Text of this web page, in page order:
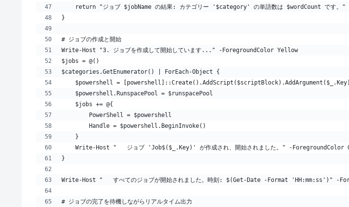
    return "ジョブ $jobName の結果: カテゴリー '$category' の単語数は $wordCount です。"
}
# ジョブの作成と開始
Write-Host "3. ジョブを作成して開始しています..." -ForegroundColor Yellow
$jobs = @()
$categories.GetEnumerator() | ForEach-Object {
$powershell =
    $powershell.RunspacePool = $runspacePool
    $jobs += @{
        PowerShell = $powershell
        Handle = $powershell.BeginInvoke()
    }
Write-Host "   ジョブ 'Job$($_.Key)' が作成され、開始されました。" -ForegroundColor
}
Write-Host "   すべてのジョブが開始されました。時刻: $(Get-Date -Format 'HH:mm:ss')" -
# ジョブの完了を待機しながらリアルタイム出力